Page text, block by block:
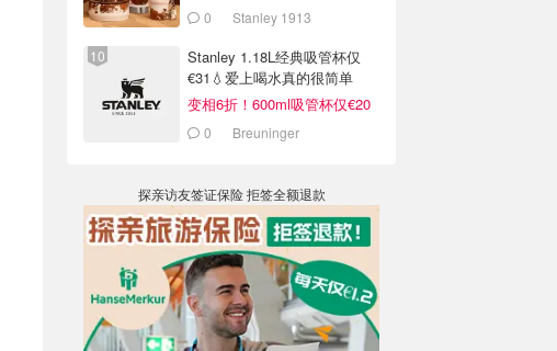
0 Stanley 1913
Stanley 1.18L经典吸管杯仅
€31💧爱上喝水真的很简单
变相6折！600ml吸管杯仅€20
0 Breuninger
探亲访友签证保险 拒签全额退款